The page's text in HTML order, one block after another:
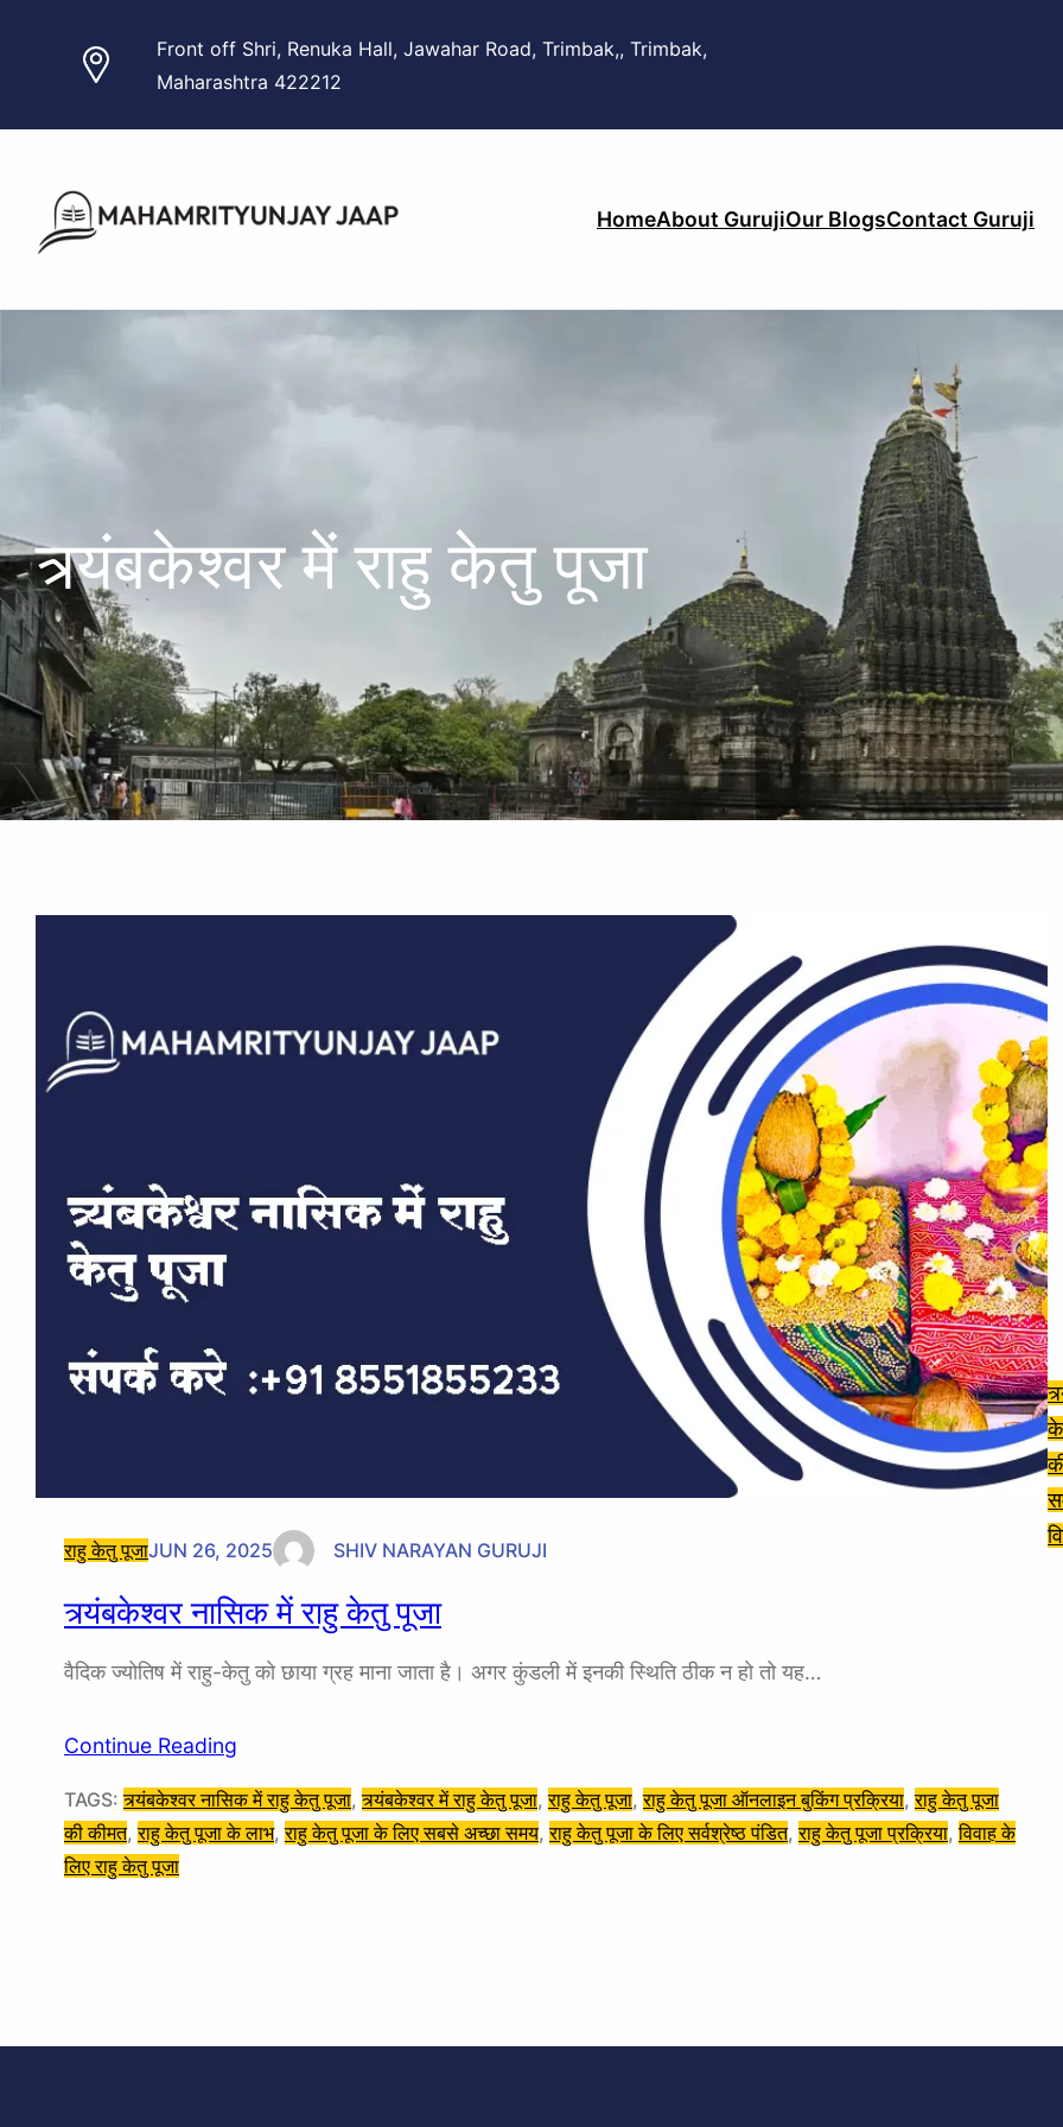
Front off Shri, Renuka Hall, Jawahar Road, Trimbak,, Trimbak,
Maharashtra 422212
HomeAbout GurujiOur BlogsContact Guruji
त्र्यंबकेश्वर में राहु केतु पूजा
राहु केतु पूजाJUN 26, 2025 SHIV NARAYAN GURUJI
त्र्यंबकेश्वर नासिक में राहु केतु पूजा
वैदिक ज्योतिष में राहु-केतु को छाया ग्रह माना जाता है। अगर कुंडली में इनकी स्थिति ठीक न हो तो यह…
Continue Reading
TAGS:त्र्यंबकेश्वर नासिक में राहु केतु पूजा, त्र्यंबकेश्वर में राहु केतु पूजा, राहु केतु पूजा, राहु केतु पूजा ऑनलाइन बुकिंग प्रक्रिया, राहु केतु पूजा
की कीमत, राहु केतु पूजा के लाभ, राहु केतु पूजा के लिए सबसे अच्छा समय, राहु केतु पूजा के लिए सर्वश्रेष्ठ पंडित, राहु केतु पूजा प्रक्रिया, विवाह के
लिए राहु केतु पूजा